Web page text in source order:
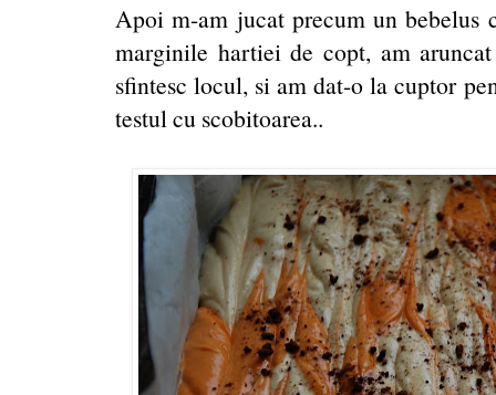
Apoi m-am jucat precum un bebelus
marginile hartiei de copt, am
sfintesc locul, si am dat-o la cuptor
testul cu scobitoarea..